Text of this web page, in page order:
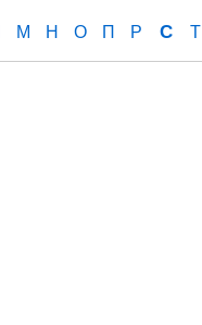
М Н О П Р С Т